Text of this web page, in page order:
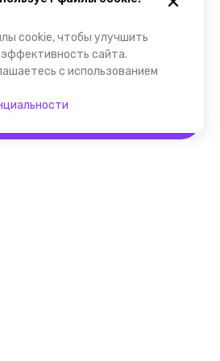
cookie, чтобы улучшить
сайта.
с использованием